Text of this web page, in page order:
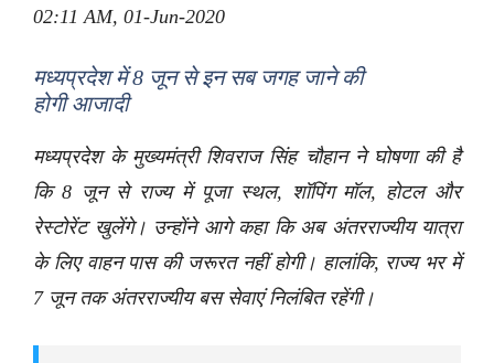
02:11 AM, 01-Jun-2020
मध्यप्रदेश में 8 जून से इन सब जगह जाने की
होगी आजादी
मध्यप्रदेश के मुख्यमंत्री शिवराज सिंह चौहान ने घोषणा की है
कि 8 जून से राज्य में पूजा स्थल, शॉपिंग मॉल, होटल और
रेस्टोरेंट खुलेंगे। उन्होंने आगे कहा कि अब अंतरराज्यीय यात्रा
के लिए वाहन पास की जरूरत नहीं होगी। हालांकि, राज्य भर में
7 जून तक अंतरराज्यीय बस सेवाएं निलंबित रहेंगी।